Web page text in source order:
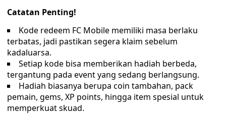
Catatan Penting!
Kode redeem FC Mobile memiliki masa berlaku
terbatas, jadi pastikan segera klaim sebelum
kadaluarsa.
Setiap kode bisa memberikan hadiah berbeda,
tergantung pada event yang sedang berlangsung.
Hadiah biasanya berupa coin tambahan, pack
pemain, gems, XP points, hingga item spesial untuk
memperkuat skuad.